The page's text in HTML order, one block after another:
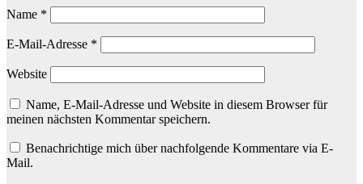
Name *
E-Mail-Adresse *
Website
Name, E-Mail-Adresse und Website in diesem Browser für
meinen nächsten Kommentar speichern.
Benachrichtige mich über nachfolgende Kommentare via E-
Mail.